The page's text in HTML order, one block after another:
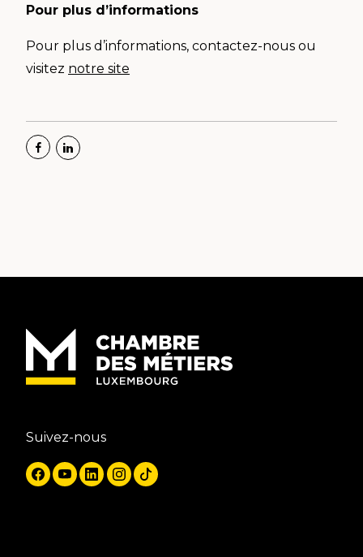
Pour plus d’informations
Pour plus d’informations, contactez-nous ou
visitez notre site
Suivez-nous